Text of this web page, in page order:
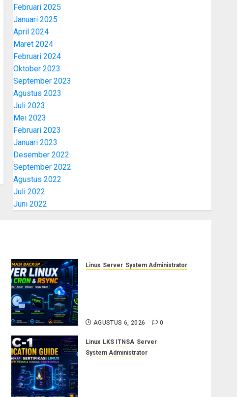
Februari 2025
Januari 2025
April 2024
Maret 2024
Februari 2024
Oktober 2023
September 2023
Agustus 2023
Juli 2023
Mei 2023
Februari 2023
Januari 2023
Desember 2022
September 2022
Agustus 2022
Juli 2022
Juni 2022
Linux Server System Administrator
AGUSTUS 6, 2026 0
Linux LKS ITNSA Server
System Administrator